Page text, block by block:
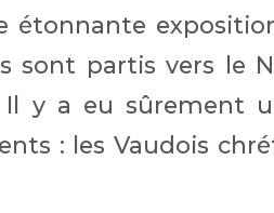
étonnante
sont partis vers le
Il y a eu sûrement
: les Vaudois